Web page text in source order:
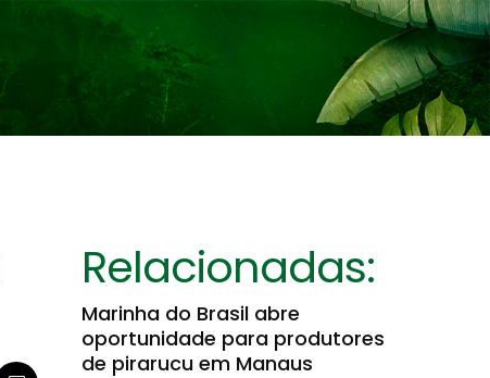
Relacionadas:
Marinha do Brasil abre
oportunidade para produtores
de pirarucu em Manaus